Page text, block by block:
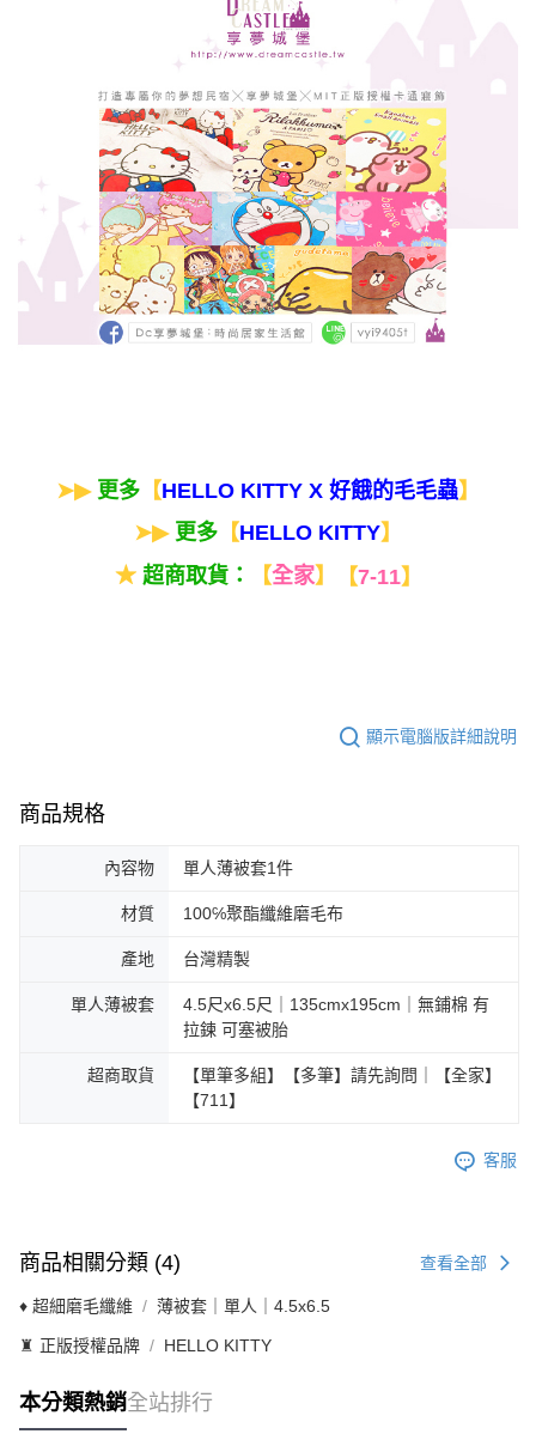
➤▶ 更多 【HELLO KITTY X 好餓的毛毛蟲】
➤▶ 更多 【HELLO KITTY】
★ 超商取貨： 【全家】 【7-11】
顯示電腦版詳細說明
商品規格
內容物 單人薄被套1件
材質 100℅聚酯纖維磨毛布
產地 台灣精製
單人薄被套
4.5尺x6.5尺｜135cmx195cm｜無鋪棉 有
拉鍊 可塞被胎
超商取貨
【單筆多組】【多筆】請先詢問｜【全家】
【711】
客服
商品相關分類 (4) 查看全部
♦ 超細磨毛纖維 薄被套｜單人｜4.5x6.5
♜ 正版授權品牌 HELLO KITTY
本分類熱銷全站排行